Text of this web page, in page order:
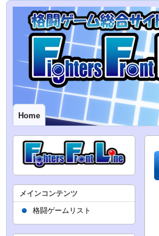
Home
メインコンテンツ
格闘ゲームリスト